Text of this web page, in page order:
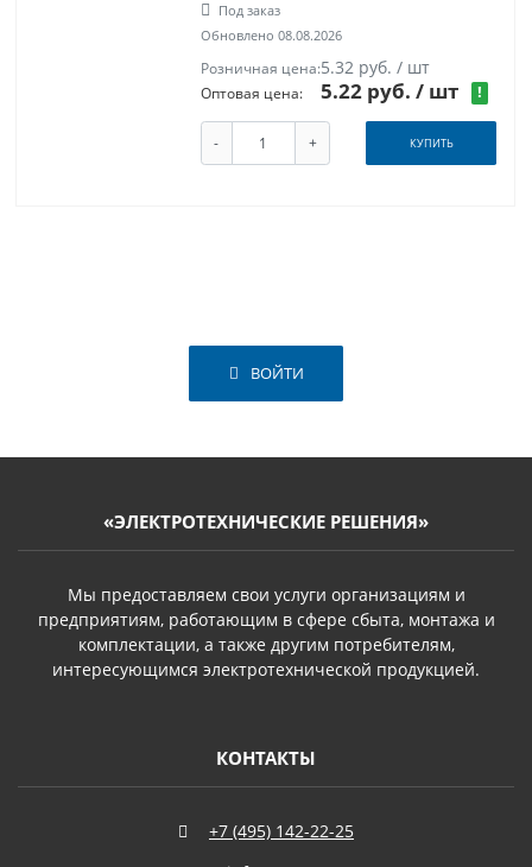
Под заказ
Обновлено 08.08.2026
Розничная цена:5.32 руб. / шт
Оптовая цена: 5.22 руб./ шт !
- + КУПИТЬ
ВОЙТИ
«ЭЛЕКТРОТЕХНИЧЕСКИЕ РЕШЕНИЯ»
Мы предоставляем свои услуги организациям и
предприятиям, работающим в сфере сбыта, монтажа и
комплектации, а также другим потребителям,
интересующимся электротехнической продукцией.
КОНТАКТЫ
+7 (495) 142-22-25